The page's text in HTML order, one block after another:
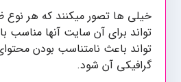
خیلی ها تصور میکنند که هر نوع
تواند برای آن سایت آنها
تواند باعث نامتناسب بودن
گرافیکی آن شود.